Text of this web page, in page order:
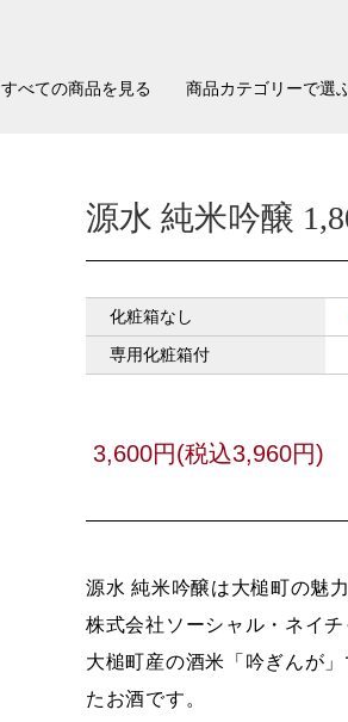
すべての商品を見る 商品カテゴリーで選
源水 純米吟醸
化粧箱なし
専用化粧箱付
3,600円(税込3,960円)
源水 純米吟醸は大槌町の魅
株式会社ソーシャル・ネイ
大槌町産の酒米「吟ぎんが
たお酒です。